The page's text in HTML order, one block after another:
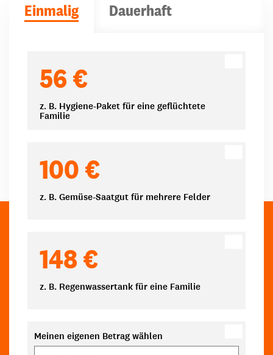
Einmalig Dauerhaft
56 €
z. B. Hygiene-Paket für eine geflüchtete
Familie
100 €
z. B. Gemüse-Saatgut für mehrere Felder
148 €
z. B. Regenwassertank für eine Familie
Meinen eigenen Betrag wählen